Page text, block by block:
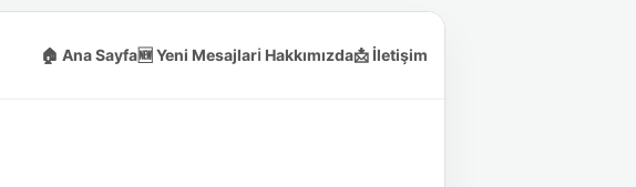
🏠 Ana Sayfa🆕 Yeni Mesajlarℹ️ Hakkımızda📩 İletişim